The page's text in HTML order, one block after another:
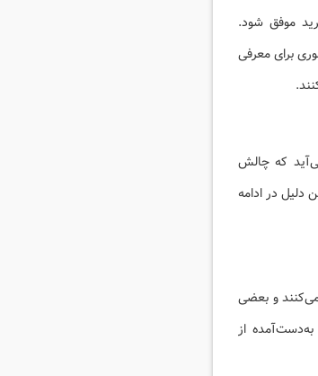
موفق شود.
برای معرفی
که چالش
در ادامه
و بعضی
از